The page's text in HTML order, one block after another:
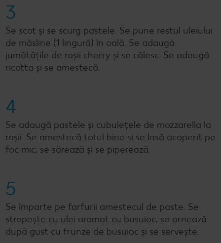
3
Se scot și se scurg pastele. Se pune restul uleiului
de măsline (1 lingură) în oală. Se adaugă
jumătățile de roșii cherry și se călesc. Se adaugă
ricotta și se amestecă.
4
Se adaugă pastele și cubulețele de mozzarella la
roșii. Se amestecă totul bine și se lasă acoperit pe
foc mic; se sărează și se piperează.
5
Se împarte pe farfurii amestecul de paste. Se
stropește cu ulei aromat cu busuioc, se ornează
după gust cu frunze de busuioc și se servește.